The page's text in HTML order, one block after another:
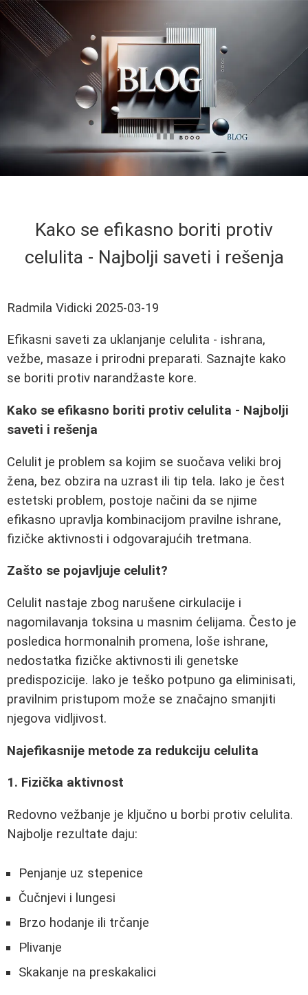
Kako se efikasno boriti protiv
celulita - Najbolji saveti i rešenja
Radmila Vidicki 2025-03-19
Efikasni saveti za uklanjanje celulita - ishrana,
vežbe, masaze i prirodni preparati. Saznajte kako
se boriti protiv narandžaste kore.
Kako se efikasno boriti protiv celulita - Najbolji
saveti i rešenja
Celulit je problem sa kojim se suočava veliki broj
žena, bez obzira na uzrast ili tip tela. Iako je čest
estetski problem, postoje načini da se njime
efikasno upravlja kombinacijom pravilne ishrane,
fizičke aktivnosti i odgovarajućih tretmana.
Zašto se pojavljuje celulit?
Celulit nastaje zbog narušene cirkulacije i
nagomilavanja toksina u masnim ćelijama. Često je
posledica hormonalnih promena, loše ishrane,
nedostatka fizičke aktivnosti ili genetske
predispozicije. Iako je teško potpuno ga eliminisati,
pravilnim pristupom može se značajno smanjiti
njegova vidljivost.
Najefikasnije metode za redukciju celulita
1. Fizička aktivnost
Redovno vežbanje je ključno u borbi protiv celulita.
Najbolje rezultate daju:
Penjanje uz stepenice
Čučnjevi i lungesi
Brzo hodanje ili trčanje
Plivanje
Skakanje na preskakalici